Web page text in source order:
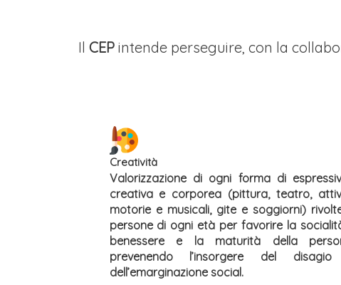
Il CEP intende perseguire, con la
Creatività
Valorizzazione di ogni forma di
creativa e corporea (pittura, teatro,
motorie e musicali, gite e soggiorni)
persone di ogni età per favorire la
benessere e la maturità della
prevenendo l’insorgere del
dell’emarginazione social.